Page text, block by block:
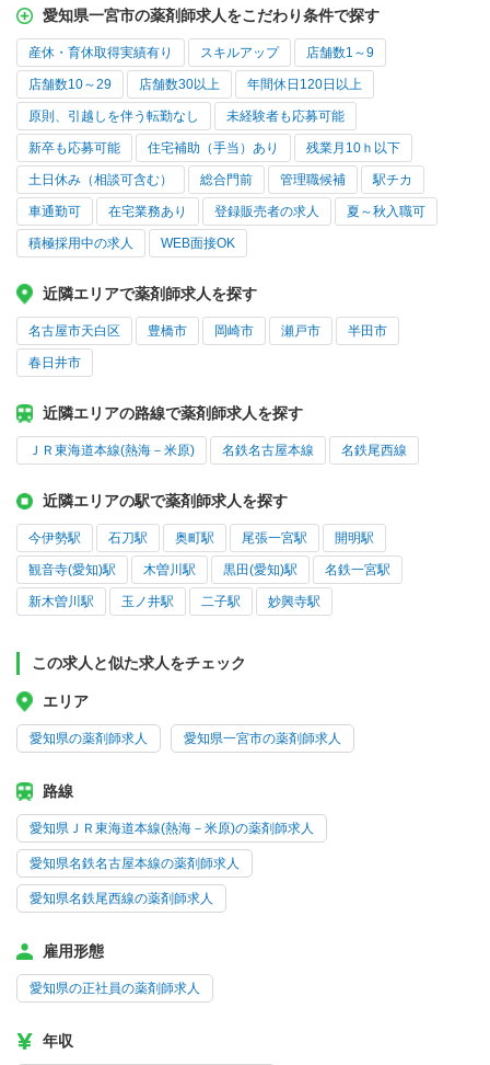
愛知県一宮市の薬剤師求人をこだわり条件で探す
産休・育休取得実績有り スキルアップ 店舗数1～9
店舗数10～29 店舗数30以上 年間休日120日以上
原則、引越しを伴う転勤なし 未経験者も応募可能
新卒も応募可能 住宅補助（手当）あり 残業月10ｈ以下
土日休み（相談可含む） 総合門前 管理職候補 駅チカ
車通勤可 在宅業務あり 登録販売者の求人 夏～秋入職可
積極採用中の求人 WEB面接OK
近隣エリアで薬剤師求人を探す
名古屋市天白区 豊橋市 岡崎市 瀬戸市 半田市
春日井市
近隣エリアの路線で薬剤師求人を探す
ＪＲ東海道本線(熱海－米原) 名鉄名古屋本線 名鉄尾西線
近隣エリアの駅で薬剤師求人を探す
今伊勢駅 石刀駅 奥町駅 尾張一宮駅 開明駅
観音寺(愛知)駅 木曽川駅 黒田(愛知)駅 名鉄一宮駅
新木曽川駅 玉ノ井駅 二子駅 妙興寺駅
この求人と似た求人をチェック
エリア
愛知県の薬剤師求人 愛知県一宮市の薬剤師求人
路線
愛知県ＪＲ東海道本線(熱海－米原)の薬剤師求人
愛知県名鉄名古屋本線の薬剤師求人
愛知県名鉄尾西線の薬剤師求人
雇用形態
愛知県の正社員の薬剤師求人
年収